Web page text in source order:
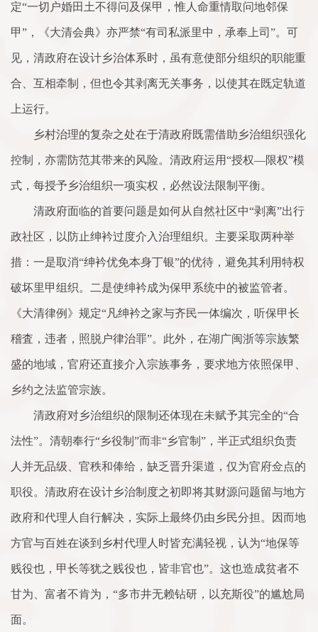
定“一切户婚田土不得问及保甲，惟人命重情取问地邻保
甲”，《大清会典》亦严禁“有司私派里中，承奉上司”。可
见，清政府在设计乡治体系时，虽有意使部分组织的职能重
合、互相牵制，但也令其剥离无关事务，以使其在既定轨道
上运行。
乡村治理的复杂之处在于清政府既需借助乡治组织强化
控制，亦需防范其带来的风险。清政府运用“授权—限权”模
式，每授予乡治组织一项实权，必然设法限制平衡。
清政府面临的首要问题是如何从自然社区中“剥离”出行
政社区，以防止绅衿过度介入治理组织。主要采取两种举
措：一是取消“绅衿优免本身丁银”的优待，避免其利用特权
破坏里甲组织。二是使绅衿成为保甲系统中的被监管者。
《大清律例》规定“凡绅衿之家与齐民一体编次，听保甲长
稽査，违者，照脱户律治罪”。此外，在湖广闽浙等宗族繁
盛的地域，官府还直接介入宗族事务，要求地方依照保甲、
乡约之法监管宗族。
清政府对乡治组织的限制还体现在未赋予其完全的“合
法性”。清朝奉行“乡役制”而非“乡官制”，半正式组织负责
人并无品级、官秩和俸给，缺乏晋升渠道，仅为官府佥点的
职役。清政府在设计乡治制度之初即将其财源问题留与地方
政府和代理人自行解决，实际上最终仍由乡民分担。因而地
方官与百姓在谈到乡村代理人时皆充满轻视，认为“地保等
贱役也，甲长等犹之贱役也，皆非官也”。这也造成贫者不
甘为、富者不肯为，“多市井无赖钻研，以充斯役”的尴尬局
面。